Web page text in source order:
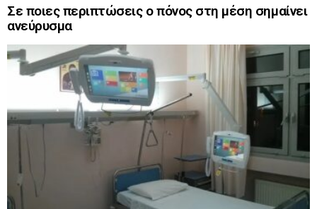
Σε ποιες περιπτώσεις ο πόνος στη μέση σημαίνει
ανεύρυσμα